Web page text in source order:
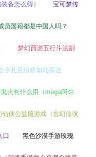
备怎么得） 宝可梦传
员国籍都是中国人吗？
梦幻西游五行斗法副
令扎克伯格如此着迷
火有什么用（mega阿尔
仙侠公益服游戏（玄幻仙侠
口 黑色沙漠手游玫瑰